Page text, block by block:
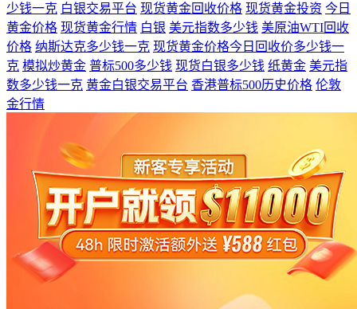
少钱一克 白银交易平台 现货黄金回收价格 现货黄金投资 今日
黄金价格 现货黄金行情 白银 美元指数多少钱 美原油WTI回收
价格 纳斯达克多少钱一克 现货黄金价格今日回收价多少钱一
克 模拟炒黄金 普标500多少钱 现货白银多少钱 纸黄金 美元指
数多少钱一克 黄金白银交易平台 香港普标500历史价格 伦敦
金行情